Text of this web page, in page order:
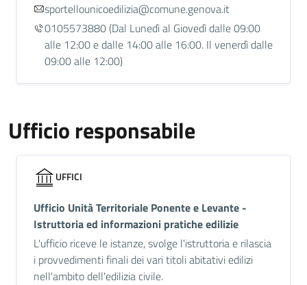
sportellounicoedilizia@comune.genova.it
0105573880 (Dal Lunedì al Giovedì dalle 09:00
alle 12:00 e dalle 14:00 alle 16:00. Il venerdì dalle
09:00 alle 12:00)
Ufficio responsabile
UFFICI
Ufficio Unità Territoriale Ponente e Levante -
Istruttoria ed informazioni pratiche edilizie
L'ufficio riceve le istanze, svolge l'istruttoria e rilascia
i provvedimenti finali dei vari titoli abitativi edilizi
nell'ambito dell'edilizia civile.